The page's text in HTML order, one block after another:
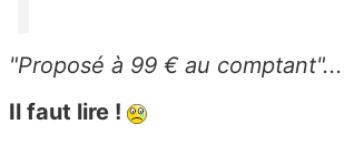
"Proposé à 99 € au
Il faut lire !